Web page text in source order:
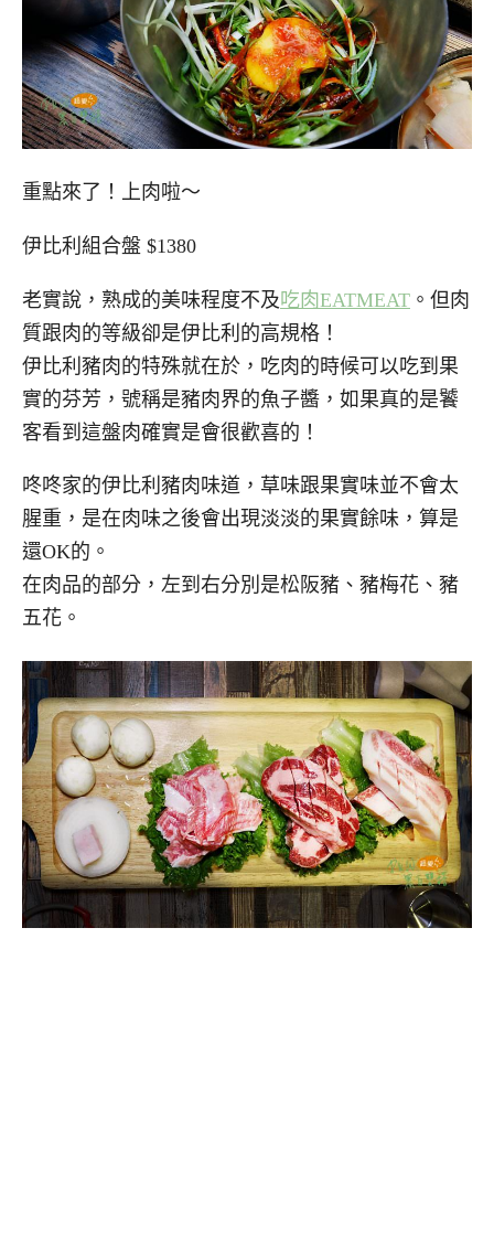
重點來了！上肉啦～
伊比利組合盤 $1380
老實說，熟成的美味程度不及吃肉EATMEAT 。但肉
質跟肉的等級卻是伊比利的高規格！
伊比利豬肉的特殊就在於，吃肉的時候可以吃到果
實的芬芳，號稱是豬肉界的魚子醬，如果真的是饕
客看到這盤肉確實是會很歡喜的！
咚咚家的伊比利豬肉味道，草味跟果實味並不會太
腥重，是在肉味之後會出現淡淡的果實餘味，算是
還OK的。
在肉品的部分，左到右分別是松阪豬、豬梅花、豬
五花。